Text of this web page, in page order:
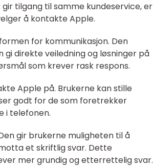
tilgang til samme kundeservice, er
å kontakte Apple.
for kommunikasjon. Den
direkte veiledning og løsninger på
som krever rask respons.
Apple på. Brukerne kan stille
godt for de som foretrekker
i telefonen.
gir brukerne muligheten til å
et skriftlig svar. Dette
mer grundig og etterrettelig svar.